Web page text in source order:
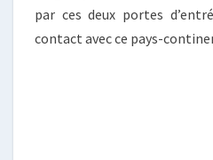
par ces deux portes
contact avec ce pays-